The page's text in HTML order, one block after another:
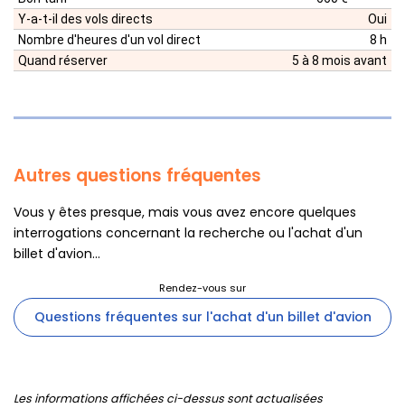
Y-a-t-il des vols directs
Oui
Nombre d'heures d'un vol direct
8 h
Quand réserver
5 à 8 mois avant
Autres questions fréquentes
Vous y êtes presque, mais vous avez encore quelques
interrogations concernant la recherche ou l'achat d'un
billet d'avion...
Questions fréquentes sur l'achat d'un billet d'avion
Les informations affichées ci-dessus sont actualisées